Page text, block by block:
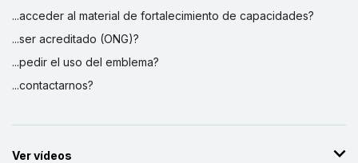
...acceder al material de fortalecimiento de capacidades?
...ser acreditado (ONG)?
...pedir el uso del emblema?
...contactarnos?
Ver vídeos